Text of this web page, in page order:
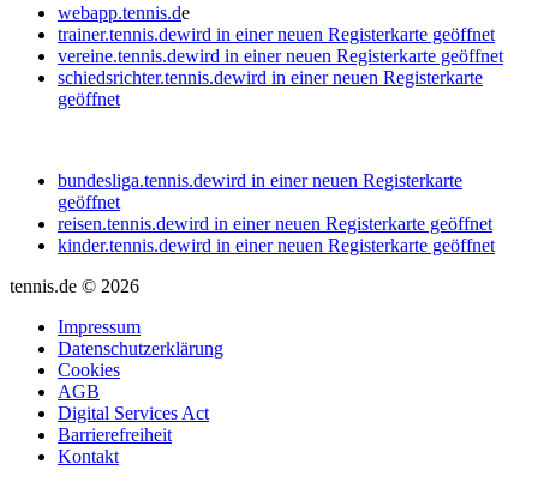
webapp.tennis.de
trainer.tennis.dewird in einer neuen Registerkarte geöffnet
vereine.tennis.dewird in einer neuen Registerkarte geöffnet
schiedsrichter.tennis.dewird in einer neuen Registerkarte
geöffnet
bundesliga.tennis.dewird in einer neuen Registerkarte
geöffnet
reisen.tennis.dewird in einer neuen Registerkarte geöffnet
kinder.tennis.dewird in einer neuen Registerkarte geöffnet
tennis.de © 2026
Impressum
Datenschutzerklärung
Cookies
AGB
Digital Services Act
Barrierefreiheit
Kontakt